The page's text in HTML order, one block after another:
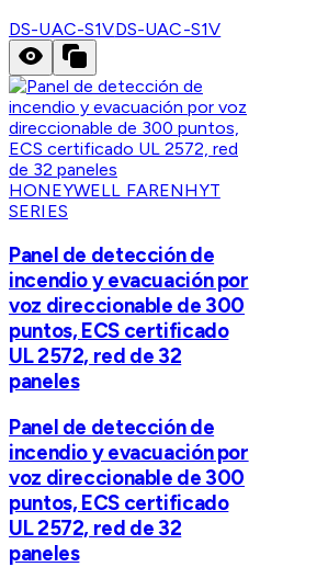
DS-UAC-S1VDS-UAC-S1V
HONEYWELL FARENHYT
SERIES
Panel de detección de
incendio y evacuación por
voz direccionable de 300
puntos, ECS certificado
UL 2572, red de 32
paneles
Panel de detección de
incendio y evacuación por
voz direccionable de 300
puntos, ECS certificado
UL 2572, red de 32
paneles